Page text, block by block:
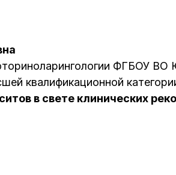
ФГБОУ
квалификационной
в свете клинических